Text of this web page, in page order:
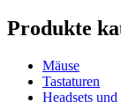
Produkte
Mäuse
Tastaturen
Headsets